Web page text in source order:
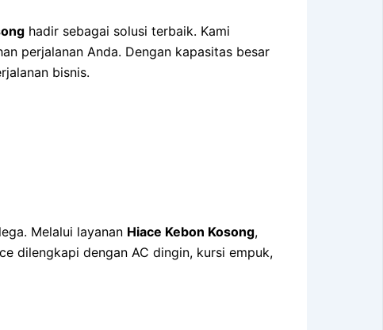
hadir sebagai solusi terbaik. Kami
perjalanan Anda. Dengan kapasitas besar
bisnis.
Melalui layanan Hiace Kebon Kosong,
dilengkapi dengan AC dingin, kursi empuk,